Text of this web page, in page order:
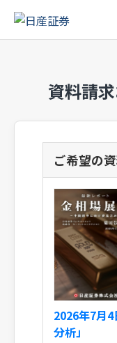
資料請
ご希望の
2026年7月
分析」